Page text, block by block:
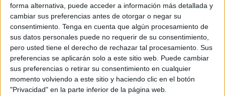
forma alternativa, puede acceder a información más detallada y
cambiar sus preferencias antes de otorgar o negar su
consentimiento. Tenga en cuenta que algún procesamiento de
sus datos personales puede no requerir de su consentimiento,
pero usted tiene el derecho de rechazar tal procesamiento. Sus
preferencias se aplicarán solo a este sitio web. Puede cambiar
sus preferencias o retirar su consentimiento en cualquier
momento volviendo a este sitio y haciendo clic en el botón
"Privacidad" en la parte inferior de la página web.
Ministerio deSanidad.
Estas “innovadoras” camas están equipadas con una serie
de funciones avanzadas diseñadas para mejorar la
seguridad y el cuidado de los pacientes críticos que se
encuentren en este emplazamiento del clínico ceutí.
Entre las diferentes características que poseen estos